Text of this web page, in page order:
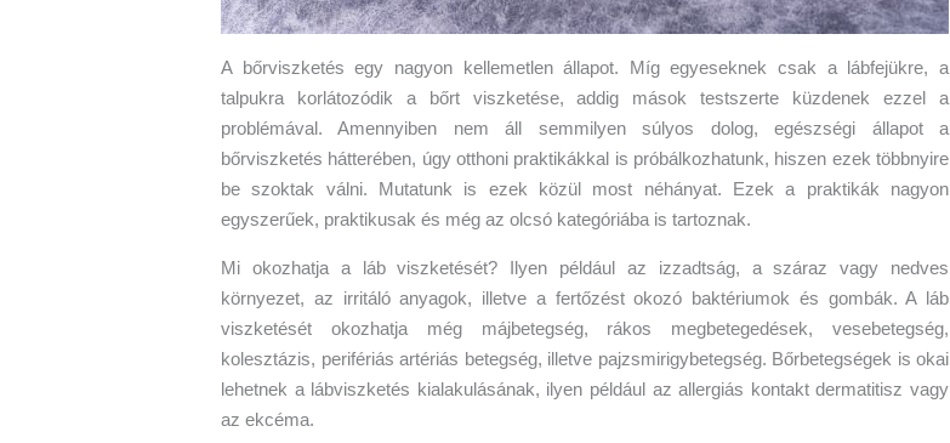
A bőrviszketés egy nagyon kellemetlen állapot. Míg egyeseknek csak a lábfejükre, a
talpukra korlátozódik a bőrt viszketése, addig mások testszerte küzdenek ezzel a
problémával. Amennyiben nem áll semmilyen súlyos dolog, egészségi állapot a
bőrviszketés hátterében, úgy otthoni praktikákkal is próbálkozhatunk, hiszen ezek többnyire
be szoktak válni. Mutatunk is ezek közül most néhányat. Ezek a praktikák nagyon
egyszerűek, praktikusak és még az olcsó kategóriába is tartoznak.
Mi okozhatja a láb viszketését? Ilyen például az izzadtság, a száraz vagy nedves
környezet, az irritáló anyagok, illetve a fertőzést okozó baktériumok és gombák. A láb
viszketését okozhatja még májbetegség, rákos megbetegedések, vesebetegség,
kolesztázis, perifériás artériás betegség, illetve pajzsmirigybetegség. Bőrbetegségek is okai
lehetnek a lábviszketés kialakulásának, ilyen például az allergiás kontakt dermatitisz vagy
az ekcéma.